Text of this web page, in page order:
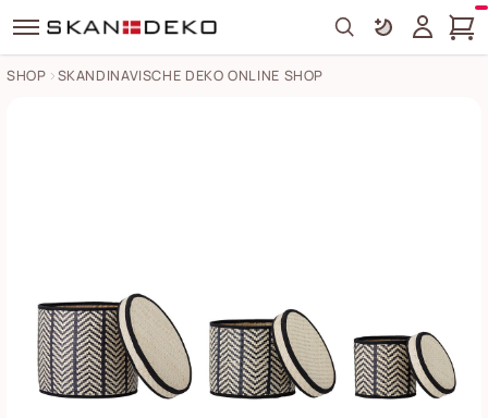
Search
SHOP SKANDINAVISCHE DEKO ONLINE SHOP